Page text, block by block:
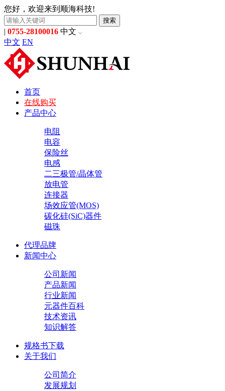
您好，欢迎来到顺海科技!
搜索
| 0755-28100016 中文
中文 EN
首页
在线购买
产品中心
电阻
电容
保险丝
电感
二三极管/晶体管
放电管
连接器
场效应管(MOS)
碳化硅(SiC)器件
磁珠
代理品牌
新闻中心
公司新闻
产品新闻
行业新闻
元器件百科
技术资讯
知识解答
规格书下载
关于我们
公司简介
发展规划